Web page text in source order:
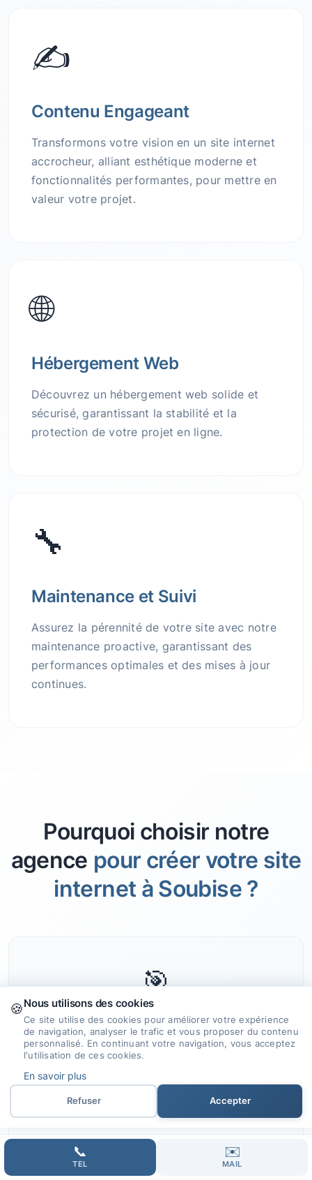
✍️
Contenu Engageant
Transformons votre vision en un site internet
accrocheur, alliant esthétique moderne et
fonctionnalités performantes, pour mettre en
valeur votre projet.
🌐
Hébergement Web
Découvrez un hébergement web solide et
sécurisé, garantissant la stabilité et la
protection de votre projet en ligne.
🔧
Maintenance et Suivi
Assurez la pérennité de votre site avec notre
maintenance proactive, garantissant des
performances optimales et des mises à jour
continues.
Pourquoi choisir notre
agence pour créer votre site
internet à Soubise ?
🎯
Expertise et Savoir-faire
Découvrez notre expertise en création
de sites internet grâce à notre
expérience et nos compétences dédiées
à votre réussite.
📞
TEL
✉️
MAIL
🍪Nous utilisons des cookies
Ce site utilise des cookies pour améliorer votre expérience
de navigation, analyser le trafic et vous proposer du contenu
personnalisé. En continuant votre navigation, vous acceptez
l'utilisation de ces cookies.
En savoir plus
Refuser Accepter